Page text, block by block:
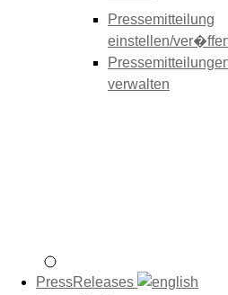
Pressemitteilung
einstellen/
verwalten
PressReleases